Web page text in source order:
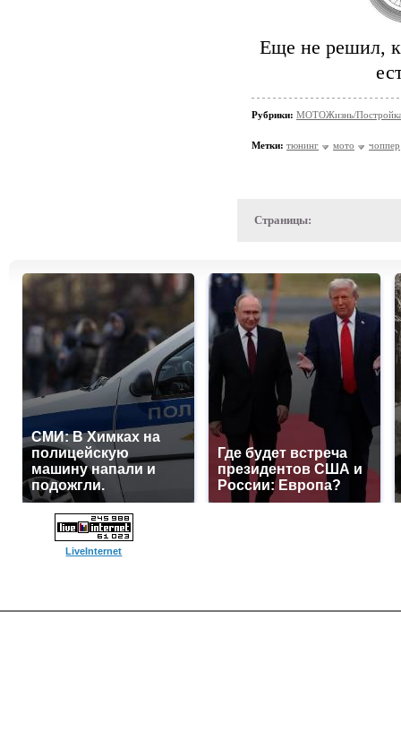
Еще не решил,
Рубрики: МОТОЖизнь/
Метки: тюнинг мото чоппер
Страницы:
СМИ: В Химках на
полицейскую
машину напали и
подожгли.
Где будет встреча
президентов США и
России: Европа?
LiveInternet